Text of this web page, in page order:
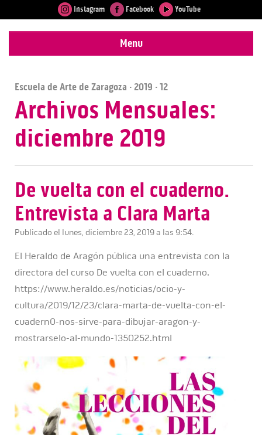
Instagram Facebook YouTube
Menu
Escuela de Arte de Zaragoza · 2019 · 12
Archivos Mensuales:
diciembre 2019
De vuelta con el cuaderno.
Entrevista a Clara Marta
Publicado el lunes, diciembre 23, 2019 a las 9:54.
El Heraldo de Aragón pública una entrevista con la
directora del curso De vuelta con el cuaderno.
https://www.heraldo.es/noticias/ocio-y-
cultura/2019/12/23/clara-marta-de-vuelta-con-el-
cuadern0-nos-sirve-para-dibujar-aragon-y-
mostrarselo-al-mundo-1350252.html